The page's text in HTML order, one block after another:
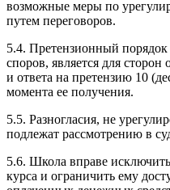
возможные меры по
путем переговоров.
5.4. Претензионный порядок
споров, является для
и ответа на претензию 10
момента ее получения.
5.5. Разногласия, не
подлежат рассмотрению в
5.6. Школа вправе
курса и ограничить ему